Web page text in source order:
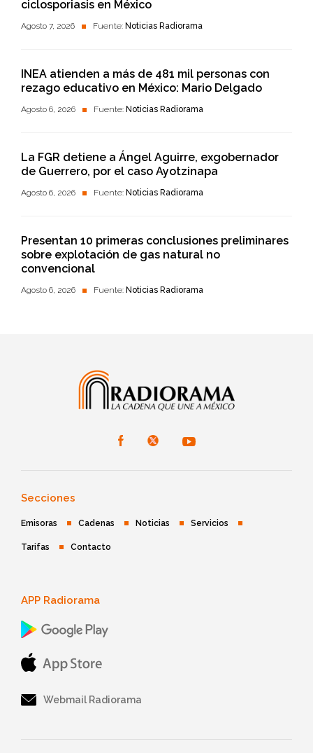
ciclosporiasis en México
Agosto 7, 2026 Fuente: Noticias Radiorama
INEA atienden a más de 481 mil personas con
rezago educativo en México: Mario Delgado
Agosto 6, 2026 Fuente: Noticias Radiorama
La FGR detiene a Ángel Aguirre, exgobernador
de Guerrero, por el caso Ayotzinapa
Agosto 6, 2026 Fuente: Noticias Radiorama
Presentan 10 primeras conclusiones preliminares
sobre explotación de gas natural no
convencional
Agosto 6, 2026 Fuente: Noticias Radiorama
Secciones
Emisoras Cadenas Noticias Servicios
Tarifas Contacto
APP Radiorama
Webmail Radiorama